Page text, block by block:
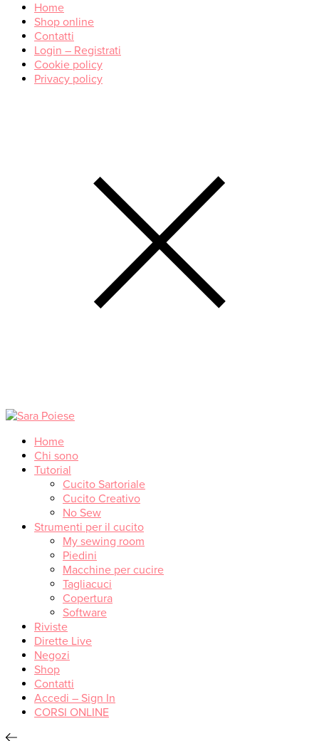
Home
Shop online
Contatti
Login – Registrati
Cookie policy
Privacy policy
Home
Chi sono
Tutorial
Cucito Sartoriale
Cucito Creativo
No Sew
Strumenti per il cucito
My sewing room
Piedini
Macchine per cucire
Tagliacuci
Copertura
Software
Riviste
Dirette Live
Negozi
Shop
Contatti
Accedi – Sign In
CORSI ONLINE